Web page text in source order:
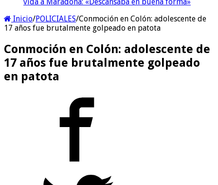
vida a Maradona: «Descansaba en buena forma»
Inicio/POLICIALES/Conmoción en Colón: adolescente de
17 años fue brutalmente golpeado en patota
Conmoción en Colón: adolescente de
17 años fue brutalmente golpeado
en patota